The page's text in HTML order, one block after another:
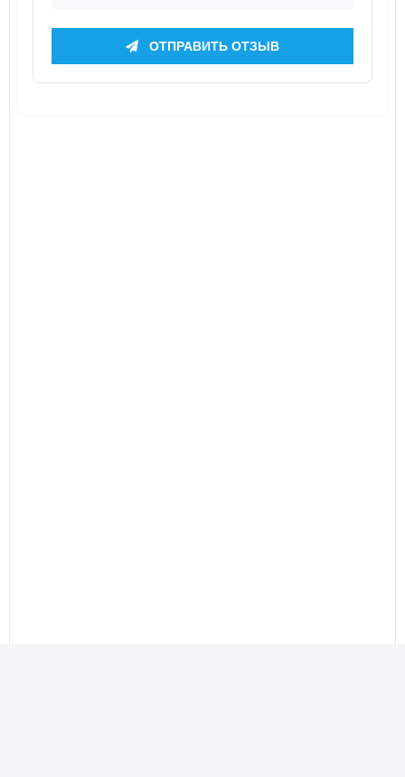
ОТПРАВИТЬ ОТЗЫВ